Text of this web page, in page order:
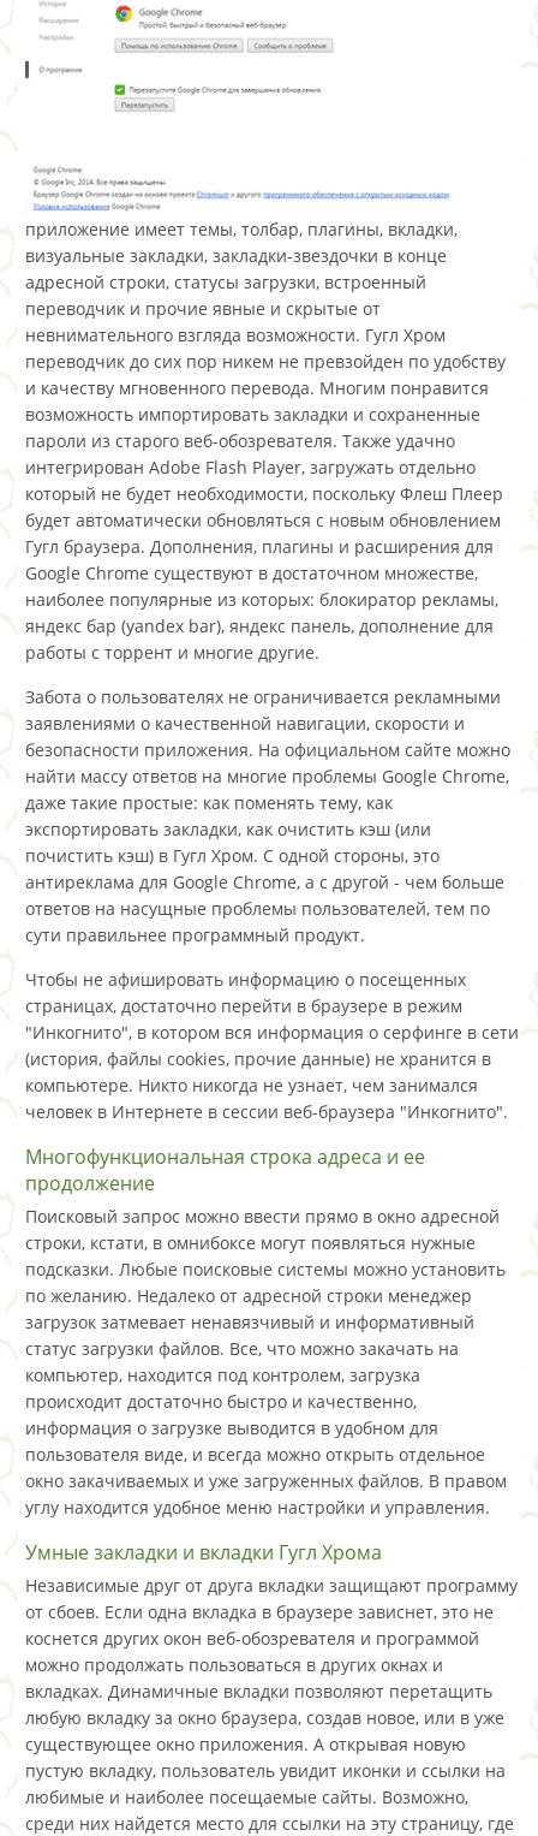
приложение имеет темы, толбар, плагины, вкладки,
визуальные закладки, закладки-звездочки в конце
адресной строки, статусы загрузки, встроенный
переводчик и прочие явные и скрытые от
невнимательного взгляда возможности. Гугл Хром
переводчик до сих пор никем не превзойден по удобству
и качеству мгновенного перевода. Многим понравится
возможность импортировать закладки и сохраненные
пароли из старого веб-обозревателя. Также удачно
интегрирован Adobe Flash Player, загружать отдельно
который не будет необходимости, поскольку Флеш Плеер
будет автоматически обновляться с новым обновлением
Гугл браузера. Дополнения, плагины и расширения для
Google Chrome существуют в достаточном множестве,
наиболее популярные из которых: блокиратор рекламы,
яндекс бар (yandex bar), яндекс панель, дополнение для
работы с торрент и многие другие.
Забота о пользователях не ограничивается рекламными
заявлениями о качественной навигации, скорости и
безопасности приложения. На официальном сайте можно
найти массу ответов на многие проблемы Google Chrome,
даже такие простые: как поменять тему, как
экспортировать закладки, как очистить кэш (или
почистить кэш) в Гугл Хром. С одной стороны, это
антиреклама для Google Chrome, а с другой - чем больше
ответов на насущные проблемы пользователей, тем по
сути правильнее программный продукт.
Чтобы не афишировать информацию о посещенных
страницах, достаточно перейти в браузере в режим
"Инкогнито", в котором вся информация о серфинге в сети
(история, файлы cookies, прочие данные) не хранится в
компьютере. Никто никогда не узнает, чем занимался
человек в Интернете в сессии веб-браузера "Инкогнито".
Многофункциональная строка адреса и ее
продолжение
Поисковый запрос можно ввести прямо в окно адресной
строки, кстати, в омнибоксе могут появляться нужные
подсказки. Любые поисковые системы можно установить
по желанию. Недалеко от адресной строки менеджер
загрузок затмевает ненавязчивый и информативный
статус загрузки файлов. Все, что можно закачать на
компьютер, находится под контролем, загрузка
происходит достаточно быстро и качественно,
информация о загрузке выводится в удобном для
пользователя виде, и всегда можно открыть отдельное
окно закачиваемых и уже загруженных файлов. В правом
углу находится удобное меню настройки и управления.
Умные закладки и вкладки Гугл Хрома
Независимые друг от друга вкладки защищают программу
от сбоев. Если одна вкладка в браузере зависнет, это не
коснется других окон веб-обозревателя и программой
можно продолжать пользоваться в других окнах и
вкладках. Динамичные вкладки позволяют перетащить
любую вкладку за окно браузера, создав новое, или в уже
существующее окно приложения. А открывая новую
пустую вкладку, пользователь увидит иконки и ссылки на
любимые и наиболее посещаемые сайты. Возможно,
среди них найдется место для ссылки на эту страницу, где